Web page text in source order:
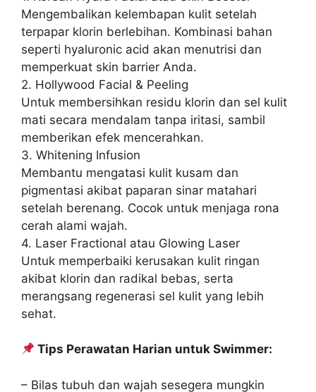
Mengembalikan kelembapan kulit setelah
terpapar klorin berlebihan. Kombinasi bahan
seperti hyaluronic acid akan menutrisi dan
memperkuat skin barrier Anda.
2. Hollywood Facial & Peeling
Untuk membersihkan residu klorin dan sel kulit
mati secara mendalam tanpa iritasi, sambil
memberikan efek mencerahkan.
3. Whitening Infusion
Membantu mengatasi kulit kusam dan
pigmentasi akibat paparan sinar matahari
setelah berenang. Cocok untuk menjaga rona
cerah alami wajah.
4. Laser Fractional atau Glowing Laser
Untuk memperbaiki kerusakan kulit ringan
akibat klorin dan radikal bebas, serta
merangsang regenerasi sel kulit yang lebih
sehat.
Tips Perawatan Harian untuk Swimmer:
– Bilas tubuh dan wajah sesegera mungkin